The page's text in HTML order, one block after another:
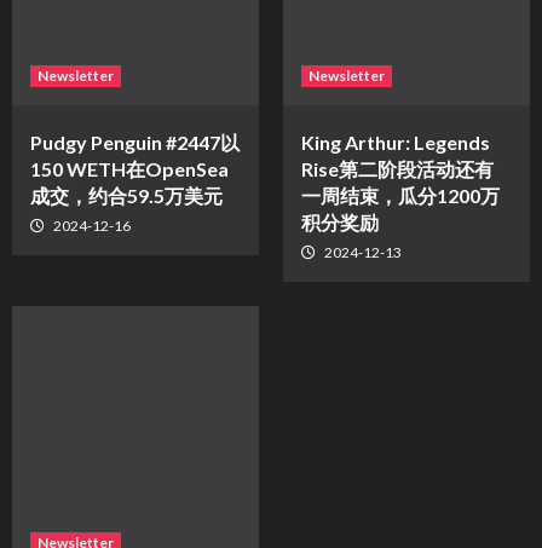
Newsletter
Pudgy Penguin #2447以
150 WETH在OpenSea
成交，约合59.5万美元
2024-12-16
Newsletter
King Arthur: Legends
Rise第二阶段活动还有
一周结束，瓜分1200万
积分奖励
2024-12-13
Newsletter